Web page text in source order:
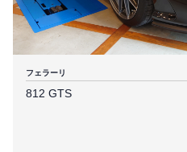
フェラーリ
812 GTS